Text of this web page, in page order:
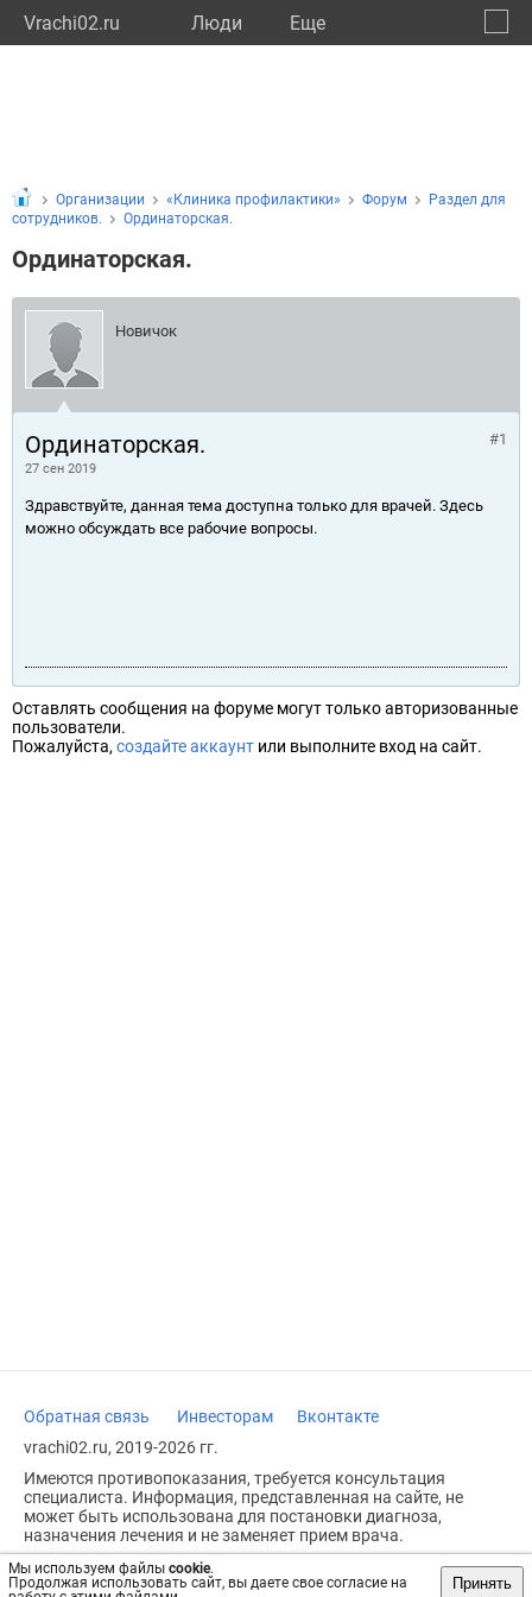
Vrachi02.ru Люди Eще
Мы используем файлы cookie.
Продолжая использовать сайт, вы даете свое согласие на
Принять
Организации «Клиника профилактики» Форум
Раздел для
сотрудников.
Ординаторская.
Ординаторская.
Новичок
Ординаторская.
27 сен 2019
#1
Здравствуйте, данная тема доступна только для врачей. Здесь
можно обсуждать все рабочие вопросы.
Оставлять сообщения на форуме могут только авторизованные
пользователи.
Пожалуйста, создайте аккаунт или выполните вход на сайт.
Обратная связь Инвесторам
Вконтакте
vrachi02.ru, 2019-2026 гг.
Имеются противопоказания, требуется консультация
специалиста. Информация, представленная на сайте, не
может быть использована для постановки диагноза,
назначения лечения и не заменяет прием врача.
Возрастное ограничение: 18+